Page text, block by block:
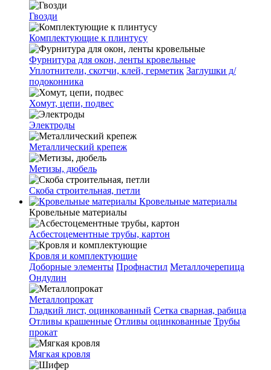
Гвозди
Комплектующие к плинтусу
Фурнитура для окон, ленты кровельные
Уплотнители, скотчи, клей, герметик Заглушки д/
подоконника
Хомут, цепи, подвес
Электроды
Металлический крепеж
Метизы, дюбель
Скоба строительная, петли
Кровельные материалы
Кровельные материалы
Асбестоцементные трубы, картон
Кровля и комплектующие
Доборные элементы Профнастил Металлочерепица
Ондулин
Металлопрокат
Гладкий лист, оцинкованный Сетка сварная, рабица
Отливы крашенные Отливы оцинкованные Трубы
прокат
Мягкая кровля